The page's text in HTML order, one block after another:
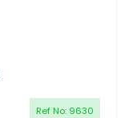
Ref No: 9630